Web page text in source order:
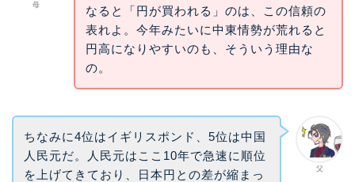
母
なると「円が買われる」のは、この信頼の
表れよ。今年みたいに中東情勢が荒れると
円高になりやすいのも、そういう理由な
の。
父
ちなみに4位はイギリスポンド、5位は中国
人民元だ。人民元はここ10年で急速に順位
を上げてきており、日本円との差が縮まっ